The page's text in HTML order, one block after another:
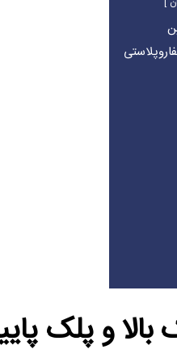
بالا و پلک